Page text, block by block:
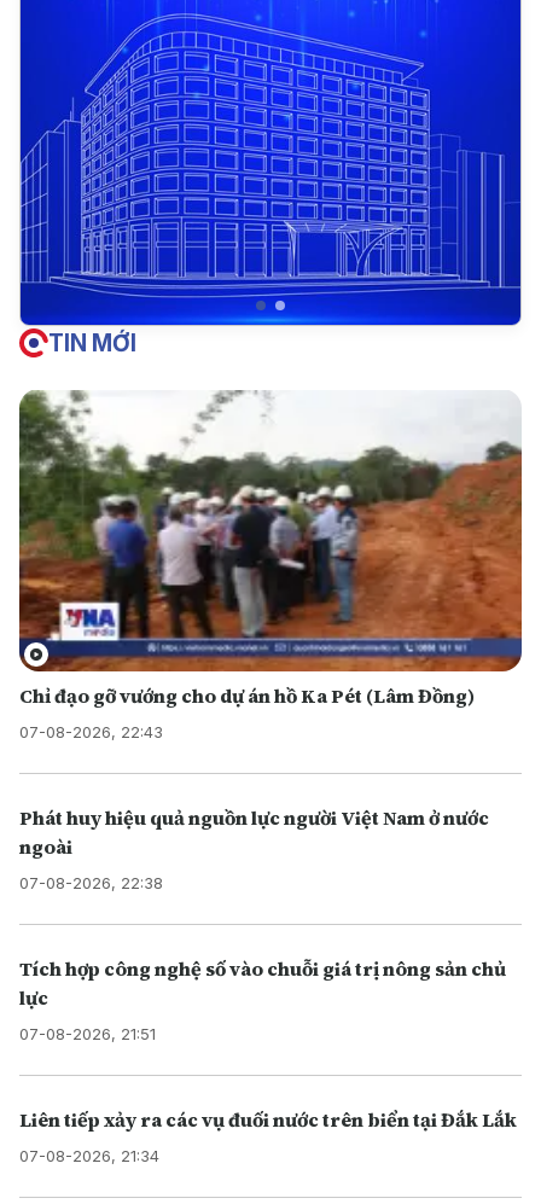
TIN MỚI
Chỉ đạo gỡ vướng cho dự án hồ Ka Pét (Lâm Đồng)
07-08-2026, 22:43
Phát huy hiệu quả nguồn lực người Việt Nam ở nước
ngoài
07-08-2026, 22:38
Tích hợp công nghệ số vào chuỗi giá trị nông sản chủ
lực
07-08-2026, 21:51
Liên tiếp xảy ra các vụ đuối nước trên biển tại Đắk Lắk
07-08-2026, 21:34